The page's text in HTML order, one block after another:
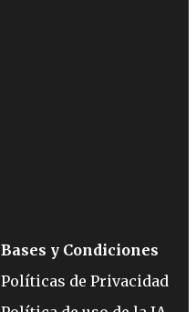
Bases y Condiciones
Políticas de Privacidad